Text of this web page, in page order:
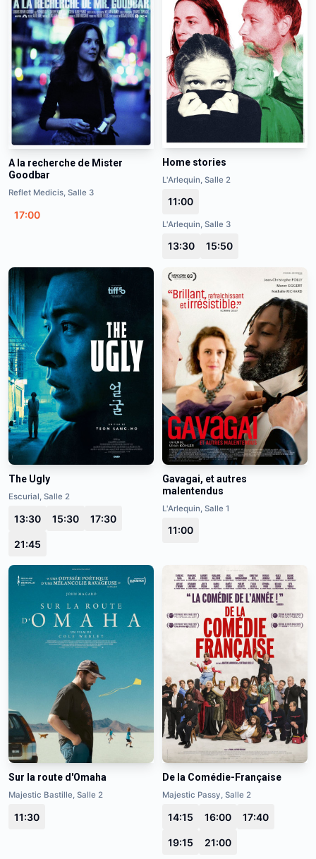
A la recherche de Mister
Goodbar
Reflet Medicis, Salle 3
17:00
Home stories
L'Arlequin, Salle 2
11:00
L'Arlequin, Salle 3
13:30 15:50
The Ugly
Escurial, Salle 2
13:30 15:30 17:30
21:45
Gavagai, et autres
malentendus
L'Arlequin, Salle 1
11:00
Sur la route d'Omaha
Majestic Bastille, Salle 2
11:30
De la Comédie-Française
Majestic Passy, Salle 2
14:15 16:00 17:40
19:15 21:00